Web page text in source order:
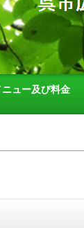
ニュー及び料金